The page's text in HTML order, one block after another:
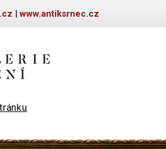
|www.antiksrnec.cz